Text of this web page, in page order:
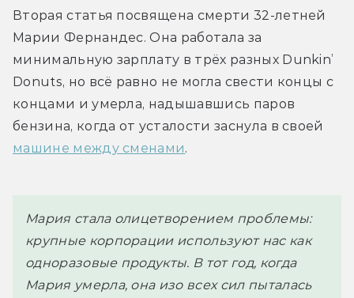
Вторая статья посвящена смерти 32-летней
Марии Фернандес. Она работала за
минимальную зарплату в трёх разных Dunkin’
Donuts, но всё равно не могла свести концы с
концами и умерла, надышавшись паров
машине между сменами.
Мария стала олицетворением проблемы:
крупные корпорации используют нас как
одноразовые продукты. В тот год, когда
Мария умерла, она изо всех сил пыталась